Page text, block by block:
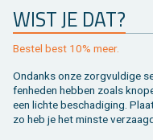
WIST JE DAT?
Be­stel best 10% meer.
On­danks onze zorg­vul­di­ge
fen­he­den heb­ben zoals
een lich­te be­scha­di­ging.
zo heb je het min­ste